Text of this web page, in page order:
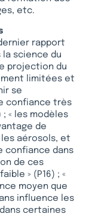
etc.
rapport
science du
projection du
limitées et
se
confiance très
« les modèles
de
aérosols, et
confiance dans
de ces
» (P16) ; «
moyen que
influence les
certaines